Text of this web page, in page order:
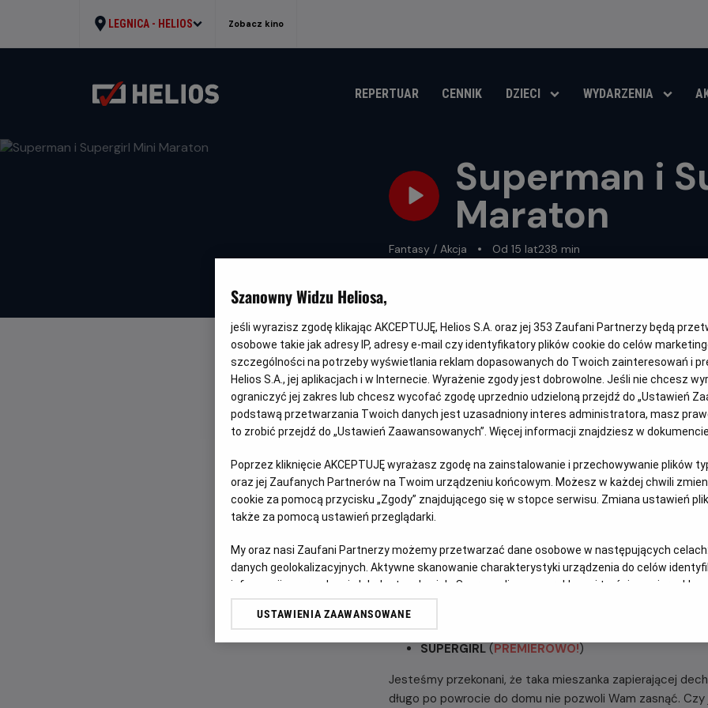
LEGNICA - HELIOS Zobacz kino
REPERTUAR CENNIK DZIECI WYDARZENIA
Superman i
Maraton
Gatunek
Fantasy / Akcja
Minimalny
wiek
Od 15 latCzas
trwania
238 min
OPIS WYDARZENIA
Nocne Maratony Filmowe Helios prezentują mini
26 czerwca
, kina Helios zapraszają do świata
pierwszy, wielkoekranowy, pełnometrażowy film fabularny
premierowo„SUPERGIRL”! Milly Alcock gra w nim
nieoczekiwany i bezwzględny przeciwnik atakuje
Supergirl, niechętnie łączy siły z zaskakującym
Start:26.06.2026, godz. 20.00;Meta:27.06.2026 r. około
Zagramy:
SUPERMAN
SUPERGIRL (PREMIEROWO!)
Jesteśmy przekonani, że taka mieszanka zapierającej
długo po powrocie do domu nie pozwoli Wam zasnąć.
Szanowny Widzu Heliosa,
jeśli wyrazisz zgodę klikając AKCEPTUJĘ, Helios S.A. oraz jej 353 Zaufani Partnerzy będą
osobowe takie jak adresy IP, adresy e-mail czy identyfikatory plików cookie do celów
szczególności na potrzeby wyświetlania reklam dopasowanych do Twoich zainteresowań i
Helios S.A., jej aplikacjach i w Internecie. Wyrażenie zgody jest dobrowolne. Jeśli nie chcesz
ograniczyć jej zakres lub chcesz wycofać zgodę uprzednio udzieloną przejdź do „Ustawień
podstawą przetwarzania Twoich danych jest uzasadniony interes administratora, masz
to zrobić przejdź do „Ustawień Zaawansowanych”. Więcej informacji znajdziesz w dokumencie
Poprzez kliknięcie AKCEPTUJĘ wyrażasz zgodę na zainstalowanie i przechowywanie plików
oraz jej Zaufanych Partnerów na Twoim urządzeniu końcowym. Możesz w każdej chwili
cookie za pomocą przycisku „Zgody” znajdującego się w stopce serwisu. Zmiana ustawień
także za pomocą ustawień przeglądarki.
My oraz nasi Zaufani Partnerzy możemy przetwarzać dane osobowe w następujących celach:
danych geolokalizacyjnych. Aktywne skanowanie charakterystyki urządzenia do celów
informacji na urządzeniu lub dostęp do nich. Spersonalizowane reklamy i treści, pomiar reklam
odbiorców i ulepszanie usług.
USTAWIENIA ZAAWANSOWANE